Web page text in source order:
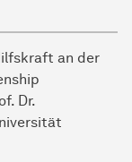
an der
Dr.